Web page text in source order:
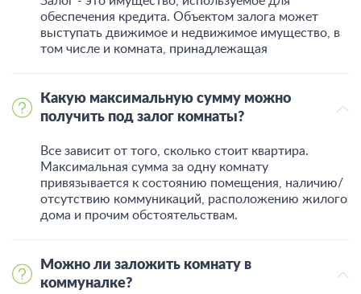
обеспечения кредита. Объектом залога может
выступать движимое и недвижимое имущество, в
том числе и комната, принадлежащая
Какую максимальную сумму можно
получить под залог комнаты?
Все зависит от того, сколько стоит квартира.
Максимальная сумма за одну комнату
привязывается к состоянию помещения, наличию/
отсутствию коммуникаций, расположению жилого
дома и прочим обстоятельствам.
Можно ли заложить комнату в
коммуналке?